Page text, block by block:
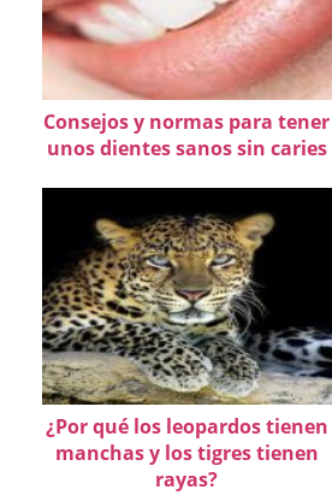
Consejos y normas para tener
unos dientes sanos sin caries
¿Por qué los leopardos tienen
manchas y los tigres tienen
rayas?